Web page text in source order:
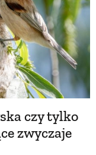
czy tylko
zwyczaje